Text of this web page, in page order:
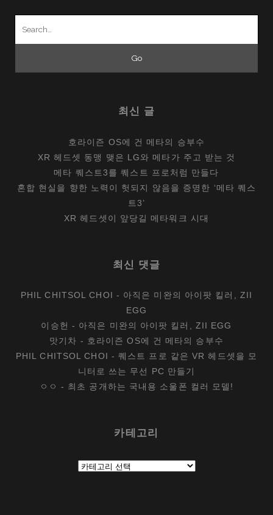
최신 글
호라이즌 OS에 건 메타의 승부수
XR 헤드셋 동맹 맺은 LG와 메타가 주고 받는 것
메타 퀘스트3를 퀘스트 프로처럼 만들다
혼합 현실을 향한 노력이 헛되지 않음을 증명한 ‘메타 퀘스
트3’
XR 헤드셋이 앞당길 메타워크 시대
최신 댓글
PHIL CHITSOL CHOI - 아직은 미완의 아이팟 킬러, ZII
EGG
이승헌 - 아직은 미완의 아이팟 킬러, ZII EGG
맛기차 - 호라이즌 OS에 건 메타의 승부수
PHIL CHITSOL CHOI -퀘스트 프로 같은 VR 헤드셋을 모
니터로 쓰는 무선 PC 만들기
ㅇㅇ - 최초 공개하는 국내용 소울폰 컬러 모델!
카테고리
테